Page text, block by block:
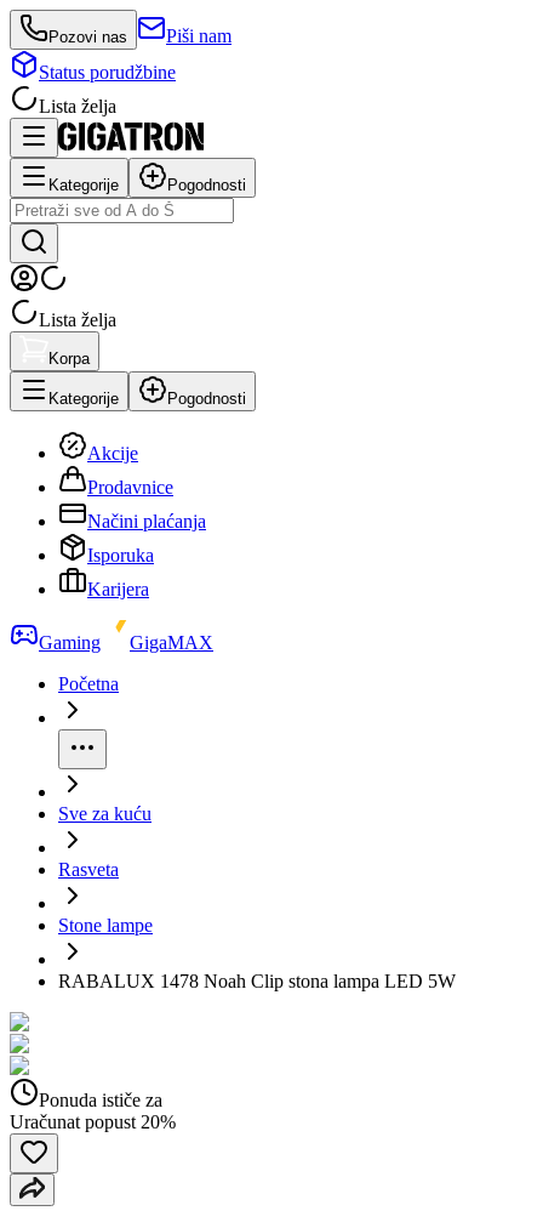
Pozovi nas
Piši nam
Status porudžbine
Lista želja
Kategorije Pogodnosti
Lista želja
Korpa
Kategorije Pogodnosti
Akcije
Prodavnice
Načini plaćanja
Isporuka
Karijera
Gaming
GigaMAX
Početna
Sve za kuću
Rasveta
Stone lampe
RABALUX 1478 Noah Clip stona lampa LED 5W
Ponuda ističe za
Uračunat popust 20%